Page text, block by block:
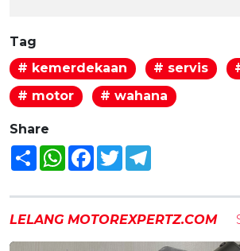
Tag
# kemerdekaan
# servis
# motor
# wahana
Share
Share WhatsAppFacebook
Twitter
LELANG MOTOREXPERTZ.COM